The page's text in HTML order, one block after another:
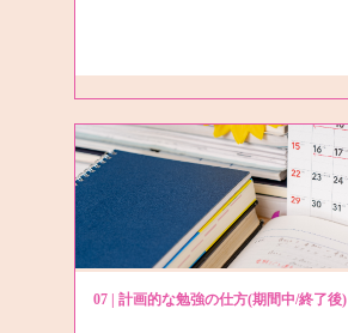
07 | 計画的な勉強の仕方(期間中/終了後)